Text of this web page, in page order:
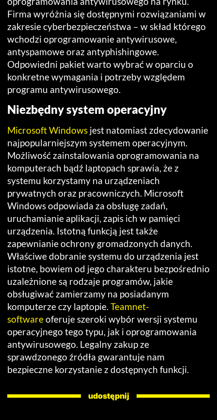
Firma wyróżnia się dostępnymi rozwiązaniami w
zakresie cyberbezpieczeństwa – w skład którego
wchodzi oprogramowanie antywirusowe,
antyspamowe oraz antyphishingowe.
Odpowiedni pakiet warto wybrać w oparciu o
konkretne wymagania i potrzeby względem
programu antywirusowego.
Niezbędny system operacyjny
Microsoft Windows jest natomiast zdecydowanie
najpopularniejszym systemem operacyjnym.
Możliwość zainstalowania oprogramowania na
komputerach bądź laptopach sprawia, że z
systemu korzystamy na urządzeniach
prywatnych oraz pracowniczych. Microsoft
Windows odpowiada za obsługę zadań,
uruchamianie aplikacji, zapis ich w pamięci
urządzenia. Istotną funkcją jest także
zapewnianie ochrony gromadzonych danych.
Właściwe dobranie systemu do urządzenia jest
istotne, bowiem od jego charakteru bezpośrednio
uzależnione są rodzaje programów, jakie
obsługiwać zamierzamy na posiadanym
komputerze czy laptopie. Teamnet-
softwareoferuje szeroki wybór wersji systemu
operacyjnego tego typu, jak i oprogramowania
antywirusowego. Legalny zakup ze
sprawdzonego źródła gwarantuje nam
bezpieczne korzystanie z dostępnych funkcji.
udostępnij